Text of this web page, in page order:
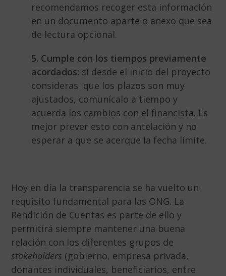
recomendamos recoger esta información
en un documento aparte o anexo que sea
de lectura opcional.
5. Cumple con los tiempos previamente
acordados: si desde el inicio del proyecto
consideras que los plazos son muy
ajustados, comunícalo a tiempo y
acuerda los cambios con el financista. Es
mejor prever esto con antelación y no
esperar a que se acerque la fecha límite.
Hoy en día la transparencia se ha vuelto un
requisito fundamental para las ONG. La
Rendición de Cuentas es parte de ello y
permitirá siempre mantener una buena
relación con los diferentes grupos de
stakeholders (gobierno, empresa privada,
donantes individuales, beneficiarios, entre